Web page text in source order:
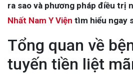
ra sao và phương pháp điều trị
Nhất Nam Y Viện tìm hiểu ngay
Tổng quan về
tuyến tiền liệt